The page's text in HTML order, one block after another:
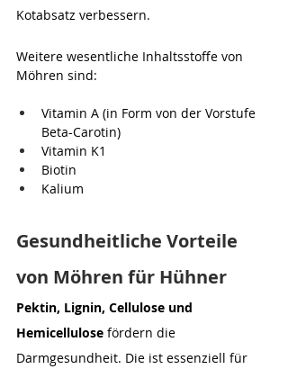
Kotabsatz verbessern.
Weitere wesentliche Inhaltsstoffe von
Möhren sind:
Vitamin A (in Form von der Vorstufe
Beta-Carotin)
Vitamin K1
Biotin
Kalium
Gesundheitliche Vorteile
von Möhren für Hühner
Pektin, Lignin, Cellulose und
Hemicellulose fördern die
Darmgesundheit. Die ist essenziell für